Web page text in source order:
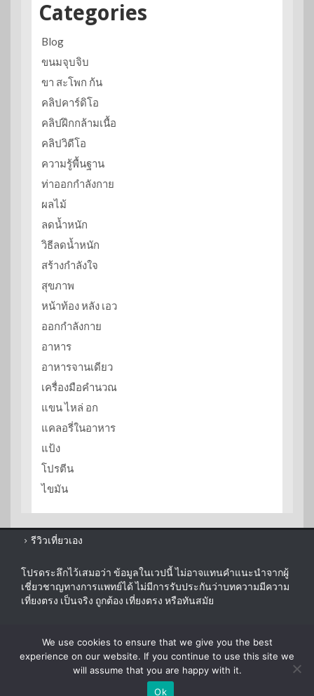
Categories
Blog
ขนมจุบจิบ
ขา สะโพก ก้น
คลิปคาร์ดิโอ
คลิปฝึกกล้ามเนื้อ
คลิปวิดีโอ
ความรู้พื้นฐาน
ท่าออกกำลังกาย
ผลไม้
ลดน้ำหนัก
วิธีลดน้ำหนัก
สร้างกำลังใจ
สุขภาพ
หน้าท้อง หลัง เอว
ออกกำลังกาย
อาหาร
อาหารจานเดียว
เครื่องมือคำนวณ
แขน ไหล่ อก
แคลอรี่ในอาหาร
แป้ง
โปรตีน
ไขมัน
รีวิวเที่ยวเอง
โปรดระลึกไว้เสมอว่า ข้อมูลในเวปนี้ ไม่อาจแทนคำแนะนำจากผู้
เชี่ยวชาญทางการแพทย์ได้ ไม่มีการรับประกันว่าบทความมีความ
เที่ยงตรง เป็นจริง ถูกต้อง เที่ยงตรง หรือทันสมัย
disclaimer
We use cookies to ensure that we give you the best
experience on our website. If you continue to use this site we
will assume that you are happy with it.
Ok